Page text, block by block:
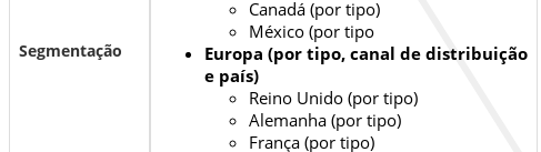
Segmentação
Canadá (por tipo)
México (por tipo
Europa (por tipo, canal de distribuição
e país)
Reino Unido (por tipo)
Alemanha (por tipo)
França (por tipo)